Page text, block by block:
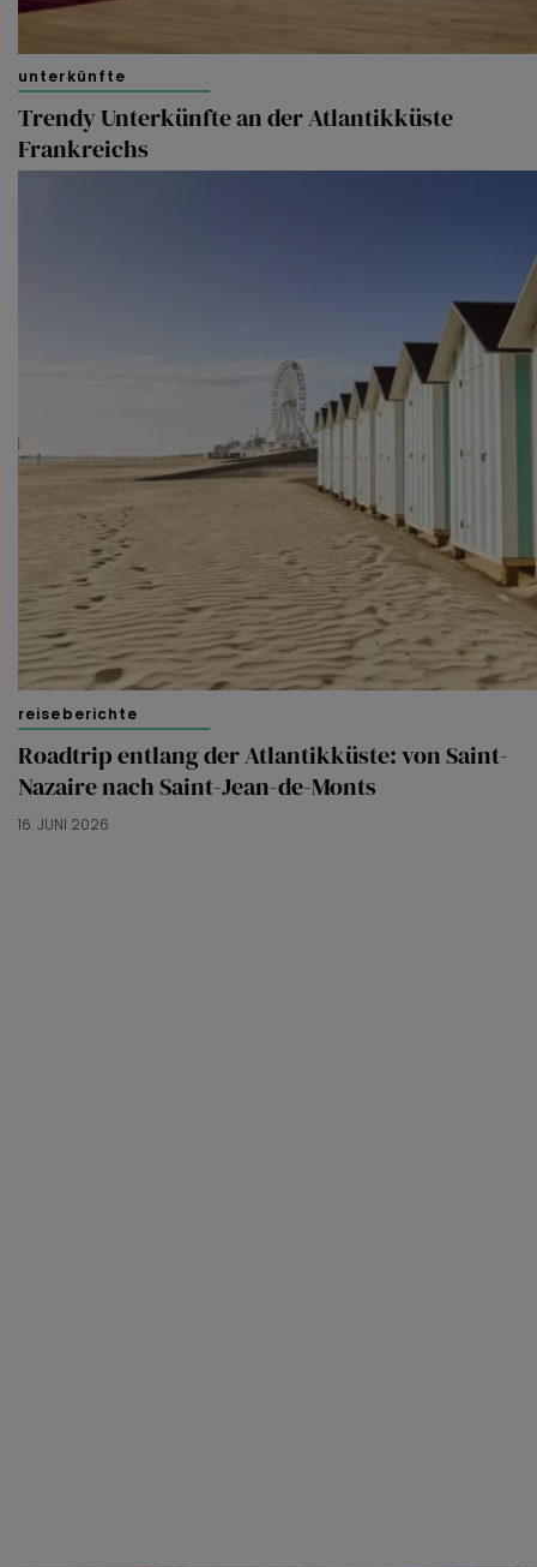
unterkünfte
Trendy Unterkünfte an der Atlantikküste
Frankreichs
reiseberichte
Roadtrip entlang der Atlantikküste: von Saint-
Nazaire nach Saint-Jean-de-Monts
16. JUNI 2026